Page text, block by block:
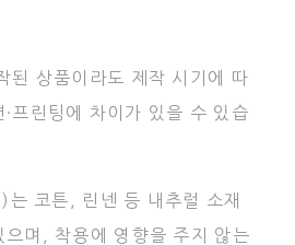
된 상품이라도 제작 시기에 따
·프린팅에 차이가 있을 수 있습
는 코튼, 린넨 등 내추럴 소재
으며, 착용에 영향을 주지 않는